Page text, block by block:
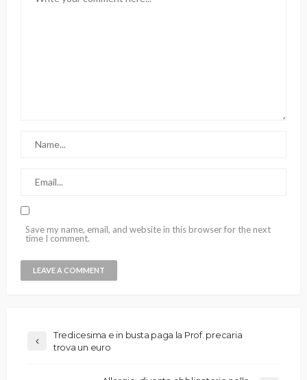
Save my name, email, and website in this browser for the next
time I comment.
Tredicesima e in busta paga la Prof. precaria
trova un euro